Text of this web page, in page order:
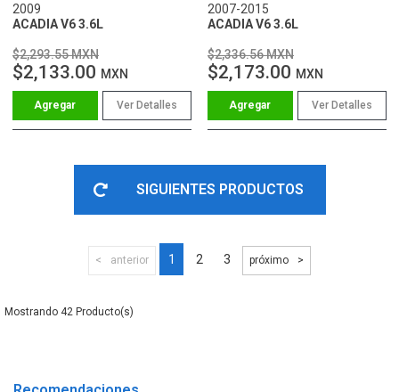
2009
ACADIA V6 3.6L
$2,293.55 MXN
$2,133.00 MXN
Ver Detalles
2007-2015
ACADIA V6 3.6L
$2,336.56 MXN
$2,173.00 MXN
Ver Detalles
SIGUIENTES PRODUCTOS
anterior 1 2 3 próximo
42